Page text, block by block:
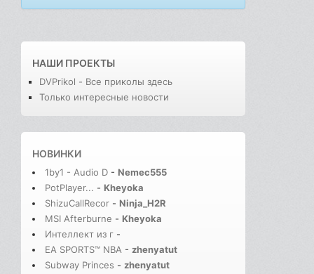
НАШИ ПРОЕКТЫ
DVPrikol - Все приколы здесь
Только интересные новости
НОВИНКИ
1by1 - Audio D - Nemec555
PotPlayer... - Kheyoka
ShizuCallRecor - Ninja_H2R
MSI Afterburne - Kheyoka
Интеллект из г -
EA SPORTS™ NBA - zhenyatut
Subway Princes - zhenyatut